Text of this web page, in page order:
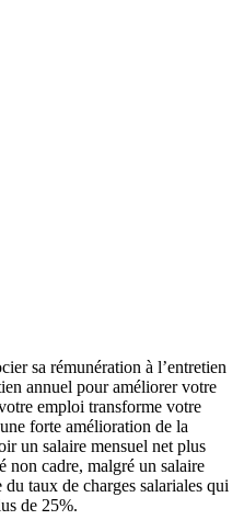
sa rémunération à l’entretien
annuel pour améliorer votre
emploi transforme votre
forte amélioration de la
un salaire mensuel net plus
non cadre, malgré un salaire
taux de charges salariales qui
de 25%.